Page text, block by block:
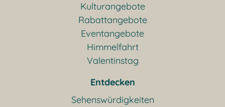
Kulturangebote
Rabattangebote
Eventangebote
Himmelfahrt
Valentinstag
Entdecken
Sehenswürdigkeiten